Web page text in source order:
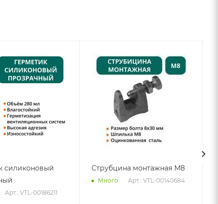
силиконовый
Арт.: VTL-00186211
Струбцина монтажная М8
Много Арт.: VTL-00140684